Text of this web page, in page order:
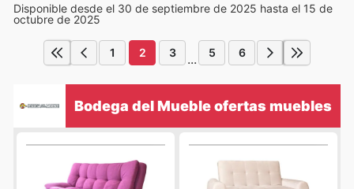
Disponible desde el 30 de septiembre de 2025 hasta el 15 de
octubre de 2025
1 2 3 ... 5 6
Bodega del Mueble ofertas muebles